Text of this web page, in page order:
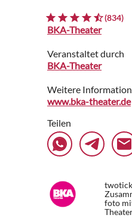
(834)
BKA-Theater
Veranstaltet durch
BKA-Theater
Weitere
www.bka-theater.de
Teilen
foto